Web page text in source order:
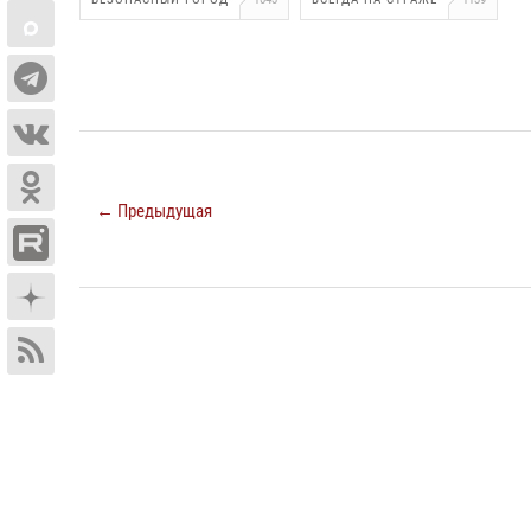
← Предыдущая